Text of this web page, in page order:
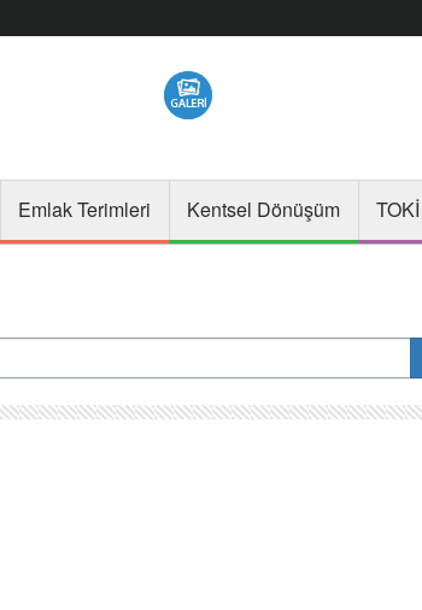
Emlak Terimleri Kentsel Dönüşüm TOKİ